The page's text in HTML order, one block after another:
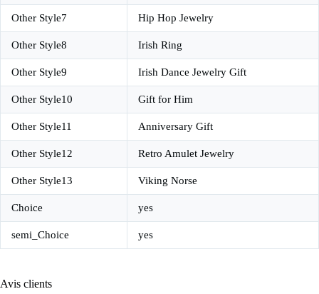
Other Style7 Hip Hop Jewelry
Other Style8 Irish Ring
Other Style9 Irish Dance Jewelry Gift
Other Style10 Gift for Him
Other Style11 Anniversary Gift
Other Style12 Retro Amulet Jewelry
Other Style13 Viking Norse
Choice yes
semi_Choice yes
Avis clients